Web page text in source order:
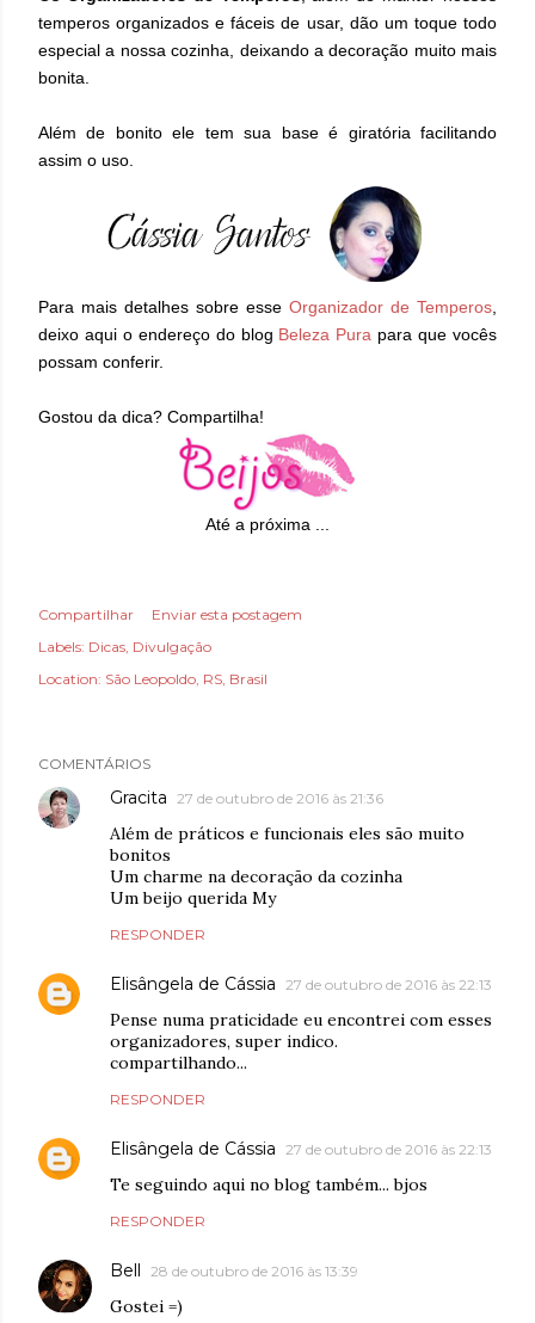
temperos organizados e fáceis de usar, dão um toque todo
especial a nossa cozinha, deixando a decoração muito mais
bonita.
Além de bonito ele tem sua base é giratória facilitando
assim o uso.
Para mais detalhes sobre esse Organizador de Temperos
deixo aqui o endereço do blog Beleza Pura para que vocês
possam conferir.
Gostou da dica? Compartilha!
Até a próxima ...
Compartilhar
Enviar esta postagem
Labels: Dicas Divulgação
Location: São Leopoldo, RS, Brasil
COMENTÁRIOS
Gracita 27 de outubro de 2016 às 21:36
Além de práticos e funcionais eles são muito
bonitos
Um charme na decoração da cozinha
Um beijo querida My
RESPONDER
Elisângela de Cássia 27 de outubro de 2016 às 22:13
Pense numa praticidade eu encontrei com esses
organizadores, super indico.
compartilhando...
RESPONDER
Elisângela de Cássia 27 de outubro de 2016 às 22:13
Te seguindo aqui no blog também... bjos
RESPONDER
Bell 28 de outubro de 2016 às 13:39
Gostei =)